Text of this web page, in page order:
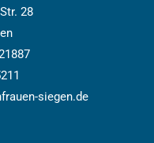
28
siegen.de